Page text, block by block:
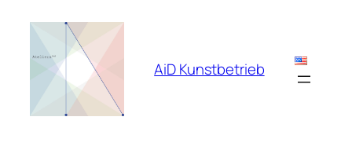
springen
AiD Kunstbetrieb